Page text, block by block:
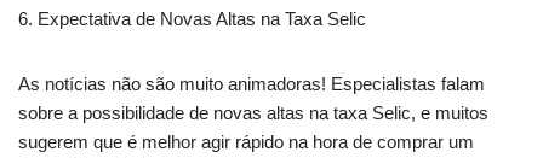
6. Expectativa de Novas Altas na Taxa Selic
As notícias não são muito animadoras! Especialistas falam
sobre a possibilidade de novas altas na taxa Selic, e muitos
sugerem que é melhor agir rápido na hora de comprar um